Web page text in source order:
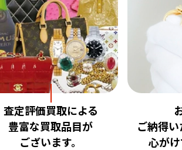
お客様に
ご納得いただける査定を
心がけております。
安
いただ
目指